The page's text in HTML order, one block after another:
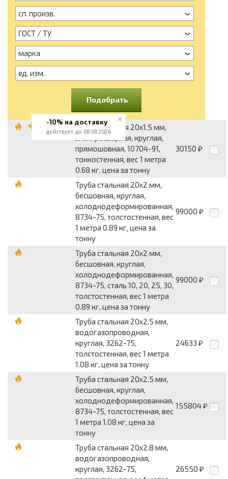
сп. произв.
ГОСТ / ТУ
марка
ед. изм.
Подобрать
Труба стальная 20x1.5 мм,
электросварная, круглая,
прямошовная, 10704-91,
тонкостенная, вес 1 метра
0.68 кг, цена за тонну
30150 ₽
Труба стальная 20x2 мм,
бесшовная, круглая,
холоднодеформированная,
8734-75, толстостенная, вес
1 метра 0.89 кг, цена за
тонну
99000 ₽
Труба стальная 20x2 мм,
бесшовная, круглая,
холоднодеформированная,
8734-75, сталь 10, 20, 25, 30,
толстостенная, вес 1 метра
0.89 кг, цена за тонну
99000 ₽
Труба стальная 20x2.5 мм,
водогазопроводная,
круглая, 3262-75,
толстостенная, вес 1 метра
1.08 кг, цена за тонну
24633 ₽
Труба стальная 20x2.5 мм,
бесшовная, круглая,
холоднодеформированная,
8734-75, толстостенная, вес
1 метра 1.08 кг, цена за
тонну
155804 ₽
Труба стальная 20x2.8 мм,
водогазопроводная,
круглая, 3262-75,
26550 ₽
-10% на доставку
действует до 08.08.2026